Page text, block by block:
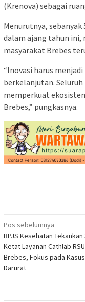
(Krenova) sebagai
Menurutnya,
dalam ajang tahun ini,
masyarakat Brebes
“Inovasi harus
berkelanjutan.
memperkuat
Brebes,” pungkasnya.
Navigasi
pos
Pos sebelumnya
BPJS Kesehatan
Ketat Layanan Cathlab
Brebes, Fokus pada
Darurat